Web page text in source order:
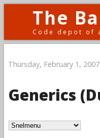
The
Code depot of
Thursday, February 1, 2007
Generics